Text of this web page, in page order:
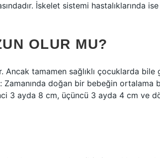
İskelet sistemi hastalıklarında
OLUR MU?
Ancak tamamen sağlıklı çocuklarda bile
doğan bir bebeğin ortalama
3 ayda 8 cm, üçüncü 3 ayda 4 cm ve